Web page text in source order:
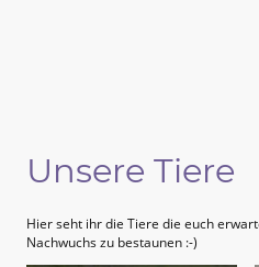
Unsere Tiere
Hier seht ihr die Tiere die euch
Nachwuchs zu bestaunen :-)